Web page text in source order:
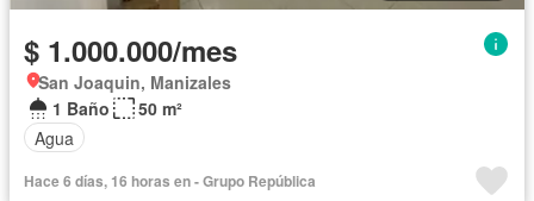
$ 1.000.000/mes
San Joaquin, Manizales
1 Baño
50 m²
Agua
Hace 6 días, 16 horas en - Grupo República